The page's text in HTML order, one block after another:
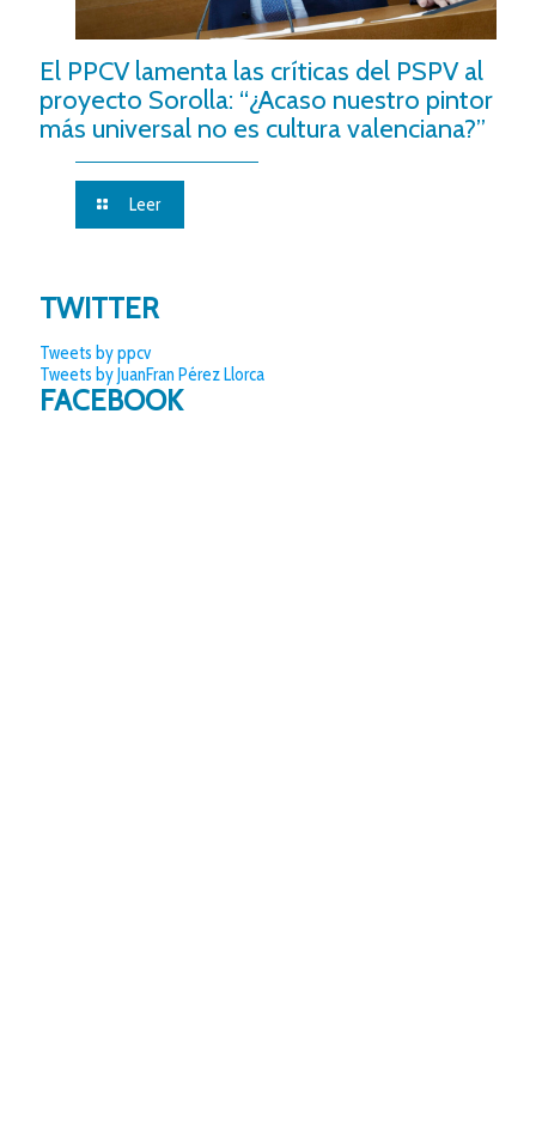
El PPCV lamenta las críticas del PSPV al
proyecto Sorolla: “¿Acaso nuestro pintor
más universal no es cultura valenciana?”
Leer
TWITTER
Tweets by ppcv
Tweets by JuanFran Pérez Llorca
FACEBOOK